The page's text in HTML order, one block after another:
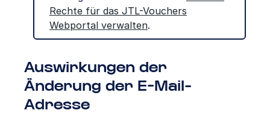
Rechte für das JTL-Vouchers
Webportal verwalten.
Auswirkungen der
Änderung der E-Mail-
Adresse